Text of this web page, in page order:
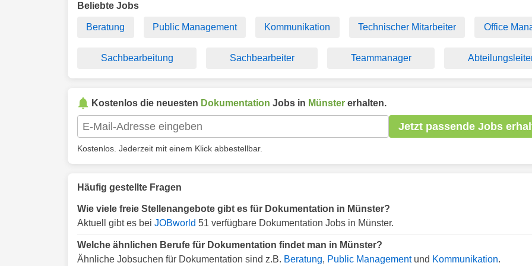
Beliebte Jobs
Beratung Public Management Kommunikation Technischer Mitarbeiter Office
Sachbearbeitung Sachbearbeiter Teammanager
Kostenlos die neuesten Dokumentation Jobs in Münster erhalten.
Jetzt passende Jobs
Kostenlos. Jederzeit mit einem Klick abbestellbar.
Häufig gestellte Fragen
Wie viele freie Stellenangebote gibt es für Dokumentation in Münster?
Aktuell gibt es bei JOBworld 51 verfügbare Dokumentation Jobs in Münster.
Welche ähnlichen Berufe für Dokumentation findet man in Münster?
Ähnliche Jobsuchen für Dokumentation sind z.B. Beratung, Public Managementund Kommunikation.